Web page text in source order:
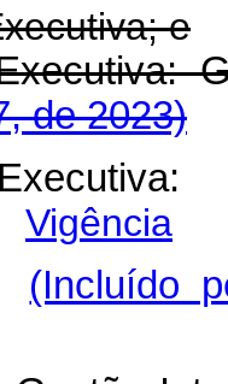
e
de 2023)
Vigência
(Incluído